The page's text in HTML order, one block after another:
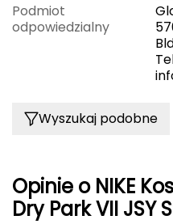
Gear Aid
Grand Trunk
Podmiot
odpowiedzialny
Wyszukaj podobne
Opinie o NIKE
Dry Park VII JSY